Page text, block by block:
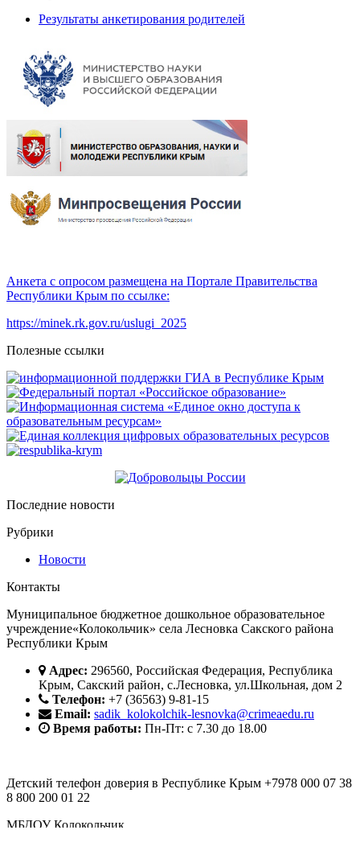
Результаты анкетирования родителей
Анкета с опросом размещена на Портале Правительства
Республики Крым по ссылке:
https://minek.rk.gov.ru/uslugi_2025
Полезные ссылки
Последние новости
Рубрики
Новости
Контакты
Муниципальное бюджетное дошкольное образовательное
учреждение«Колокольчик» села Лесновка Сакского района
Республики Крым
Адрес: 296560, Российская Федерация, Республика
Крым, Сакский район, с.Лесновка, ул.Школьная, дом 2
Телефон: +7 (36563) 9-81-15
Email: sadik_kolokolchik-lesnovka@crimeaedu.ru
Время работы: Пн-Пт: с 7.30 до 18.00
Детский телефон доверия в Республике Крым +7978 000 07 38
8 800 200 01 22
МБДОУ Колокольчик